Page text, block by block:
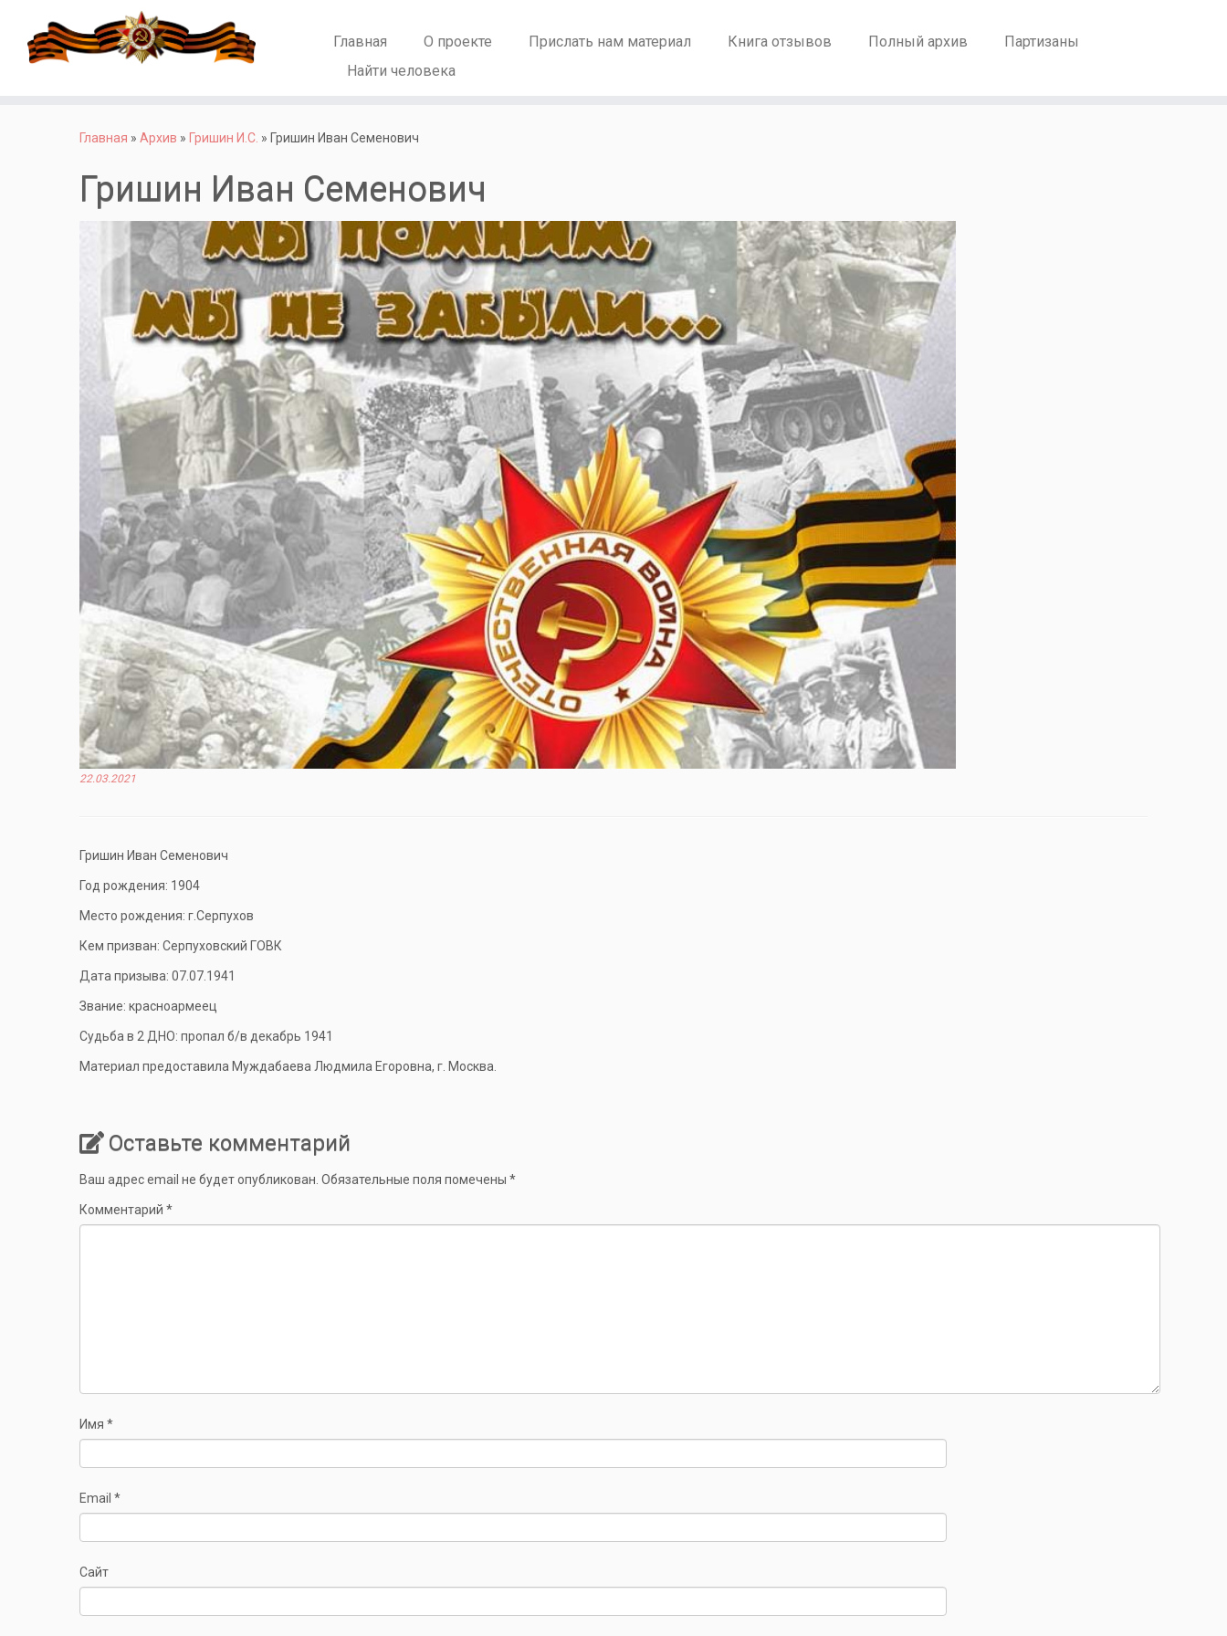
Главная О проекте Прислать нам материал Книга отзывов Полный архив
Партизаны
Найти человека
Главная » Архив » Гришин И.С. » Гришин Иван Семенович
Гришин Иван Семенович
22.03.2021
Гришин Иван Семенович
Год рождения: 1904
Место рождения: г.Серпухов
Кем призван: Серпуховский ГОВК
Дата призыва: 07.07.1941
Звание: красноармеец
Судьба в 2 ДНО: пропал б/в декабрь 1941
Материал предоставила Муждабаева Людмила Егоровна, г. Москва.
Оставьте комментарий
Ваш адрес email не будет опубликован. Обязательные поля помечены *
Комментарий *
Имя *
Email *
Сайт